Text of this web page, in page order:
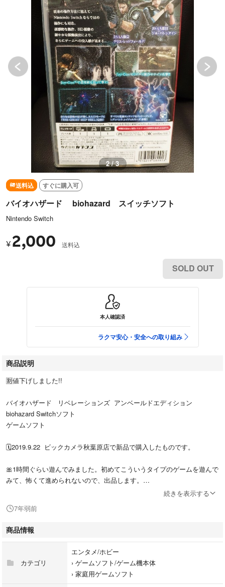
2 / 3
送料込 すぐに購入可
バイオハザード biohazard スイッチソフト
Nintendo Switch
¥ 2,000 送料込
SOLD OUT
本人確認済
ラクマ安心・安全への取り組み
商品説明
🈹値下げしました!!
バイオハザード リベレーションズ アンベールドエディション
biohazard Switchソフト
ゲームソフト
🗓️2019.9.22 ビックカメラ秋葉原店で新品で購入したものです。
🎀1時間ぐらい遊んでみました。初めてこういうタイプのゲームを遊んで
みて、怖くて進められないので、出品します。
🎀美品です。
🎀動作確認済み
🎀使用頻度は少ないので、目立ったな傷なしにしておりますが、自宅で保
管しますので、ご理解のある方のみお願いいたします。
続きを表示する
7年弱前
商品情報
カテゴリ
エンタメ/ホビー
› ゲームソフト/ゲーム機本体
› 家庭用ゲームソフト